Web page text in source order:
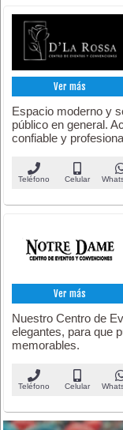
Ver más
Espacio moderno y
público en general.
confiable y
Teléfono Celular
Ver más
Nuestro Centro de
elegantes, para que
memorables.
Teléfono Celular